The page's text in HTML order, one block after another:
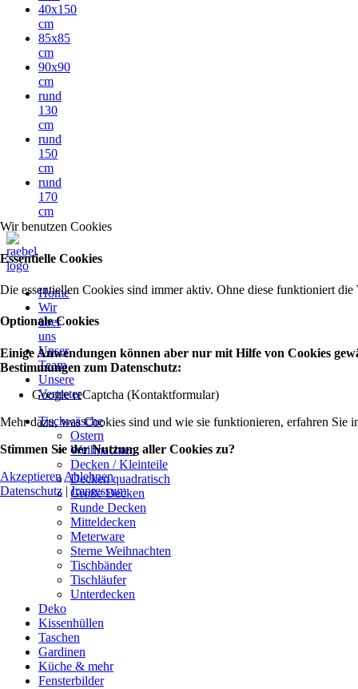
40x150
cm
85x85
cm
90x90
cm
rund
130
cm
rund
150
cm
rund
170
cm
Home
Wir
über
uns
Unser
Team
Unsere
Vertreter
Tischwäsche
Ostern
Weihnachten
Decken / Kleinteile
Decken quadratisch
Große Decken
Runde Decken
Mitteldecken
Meterware
Sterne Weihnachten
Tischbänder
Tischläufer
Unterdecken
Deko
Kissenhüllen
Taschen
Gardinen
Küche & mehr
Fensterbilder
Wir benutzen Cookies
Essentielle Cookies
Die essentiellen Cookies sind immer aktiv. Ohne diese funktioniert
Optionale Cookies
Einige Anwendungen können aber nur mit Hilfe von Cookies
Bestimmungen zum Datenschutz:
Google reCaptcha (Kontaktformular)
Mehr dazu, was Cookies sind und wie sie funktionieren, erfahren Sie
Stimmen Sie der Nutzung aller Cookies zu?
Akzeptieren Ablehnen
Datenschutz |Impressum